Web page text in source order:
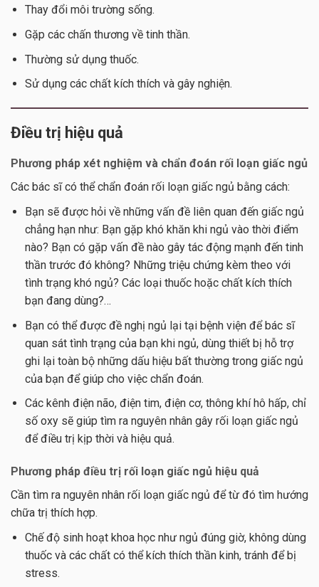
Thay đổi môi trường sống.
Gặp các chấn thương về tinh thần.
Thường sử dụng thuốc.
Sử dụng các chất kích thích và gây nghiện.
Điều trị hiệu quả
Phương pháp xét nghiệm và chẩn đoán rối loạn giấc ngủ
Các bác sĩ có thể chẩn đoán rối loạn giấc ngủ bằng cách:
Bạn sẽ được hỏi về những vấn đề liên quan đến giấc ngủ
chẳng hạn như: Bạn gặp khó khăn khi ngủ vào thời điểm
nào? Bạn có gặp vấn đề nào gây tác động mạnh đến tinh
thần trước đó không? Những triệu chứng kèm theo với
tình trạng khó ngủ? Các loại thuốc hoặc chất kích thích
bạn đang dùng?…
Bạn có thể được đề nghị ngủ lại tại bệnh viện để bác sĩ
quan sát tình trạng của bạn khi ngủ, dùng thiết bị hỗ trợ
ghi lại toàn bộ những dấu hiệu bất thường trong giấc ngủ
của bạn để giúp cho việc chẩn đoán.
Các kênh điện não, điện tim, điện cơ, thông khí hô hấp, chỉ
số oxy sẽ giúp tìm ra nguyên nhân gây rối loạn giấc ngủ
để điều trị kịp thời và hiệu quả.
Phương pháp điều trị rối loạn giấc ngủ hiệu quả
Cần tìm ra nguyên nhân rối loạn giấc ngủ để từ đó tìm hướng
chữa trị thích hợp.
Chế độ sinh hoạt khoa học như ngủ đúng giờ, không dùng
thuốc và các chất có thể kích thích thần kinh, tránh để bị
stress.